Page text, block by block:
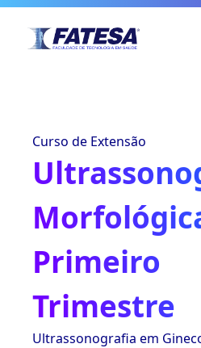
Curso de Extensão
Primeiro
Trimestre
Ultrassonografia em